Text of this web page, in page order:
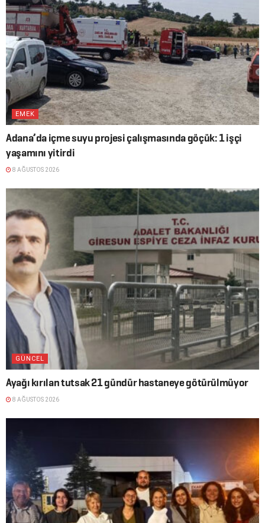
EMEK
Adana’da içme suyu projesi çalışmasında göçük: 1 işçi
yaşamını yitirdi
8 AĞUSTOS 2026
GÜNCEL
Ayağı kırılan tutsak 21 gündür hastaneye götürülmüyor
8 AĞUSTOS 2026